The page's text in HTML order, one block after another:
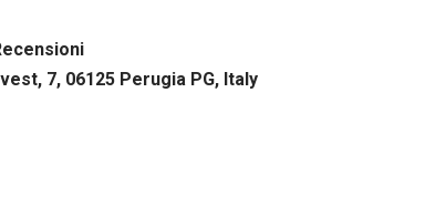
ecensioni
7, 06125 Perugia PG, Italy